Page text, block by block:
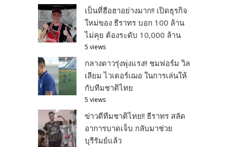
เป็นที่ฮือฮาอย่างมาก!! เปิดธุรกิจ
ใหม่ของ ธีราทร บอก 100 ล้าน
ไม่คุย ต้องระดับ 10,000 ล้าน
5 views
กลางดาวรุ่งพุ่งแรง!! ชมฟอร์ม วิล
เลียม ไวเดอร์เฌอ ในการเล่นให้
กับทีมชาติไทย
5 views
ข่าวดีทีมชาติไทย!! ธีราทร สลัด
อาการบาดเจ็บ กลับมาช่วย
บุรีรัมย์แล้ว